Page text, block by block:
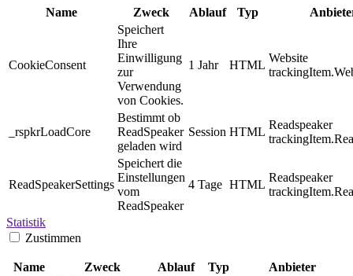
Name Zweck Ablauf Typ
CookieConsent
Speichert
Ihre
Einwilligung
zur
Verwendung
von Cookies.
1 Jahr HTML
Website
_rspkrLoadCore
Bestimmt ob
ReadSpeaker
geladen wird
Session HTML
Readspeaker
ReadSpeakerSettings
Speichert die
Einstellungen
vom
ReadSpeaker
4 Tage HTML
Readspeaker
Statistik
Zustimmen
Name Zweck Ablauf Typ Anbieter